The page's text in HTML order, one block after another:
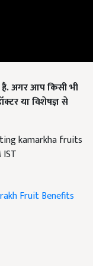
अगर आप किसी भी
या विशेषज्ञ से
kamarkha fruits
FruitBenefits